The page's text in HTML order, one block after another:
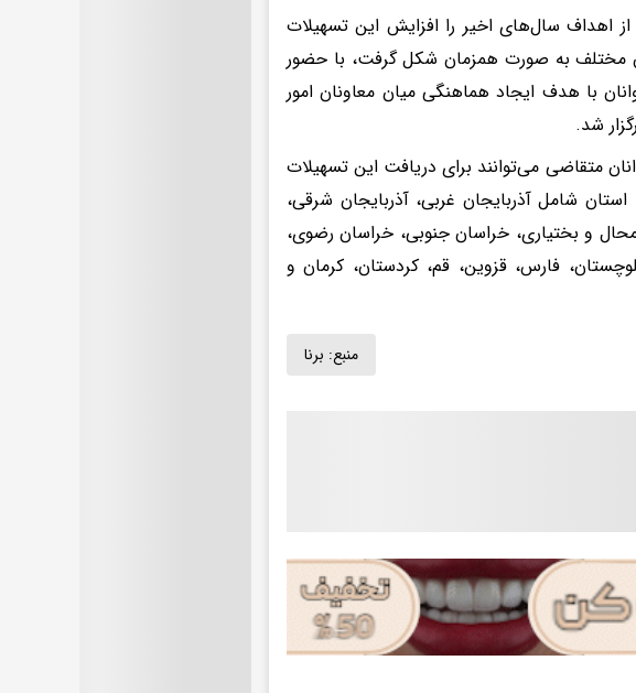
اهداف سال‌های اخیر را افزایش این تسهیلات
این جلسات که به صورت وبیناری در ۱۸ استان مختلف به صورت همزمان شکل گرفت، با حضور
با هدف ایجاد هماهنگی میان معاونان امور
شد.
متقاضی می‌توانند برای دریافت این تسهیلات
به اداره کل ورزش و جوانان استان خود مراجعه کنند، ۱۸ استان شامل آذربایجان غربی، آذربایجان شرقی،
و بختیاری، خراسان جنوبی، خراسان رضوی،
فارس، قزوین، قم، کردستان، کرمان و
منبع: برنا